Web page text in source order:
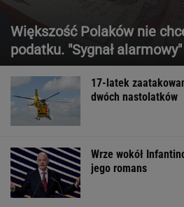
Większość Polaków nie
podatku. "Sygnał alarmowy"
17-latek
dwóch nastolatków
Wrze wokół
jego romans